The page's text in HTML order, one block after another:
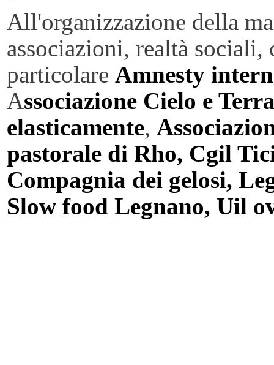
All'organizzazione della
associazioni, realtà
particolare Amnesty
Associazione Cielo e
elasticamente,
pastorale di Rho, Cgil
Compagnia dei gelosi,
Slow food Legnano, Uil